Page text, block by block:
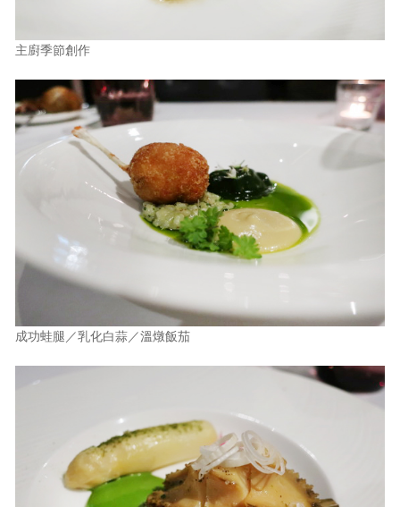
主廚季節創作
成功蛙腿／乳化白蒜／溫燉飯茄